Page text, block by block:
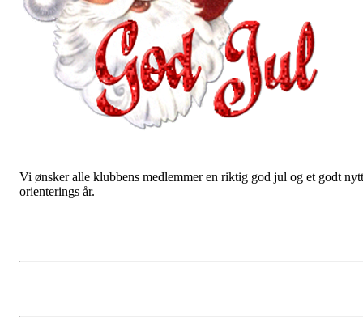
Vi ønsker alle klubbens medlemmer en riktig god jul og et godt nytt
orienterings år.